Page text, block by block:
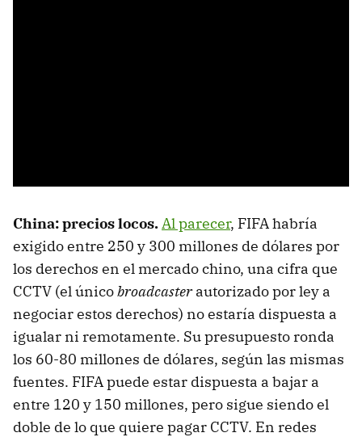
China: precios locos.Al parecer, FIFA habría
exigido entre 250 y 300 millones de dólares por
los derechos en el mercado chino, una cifra que
CCTV (el únicobroadcasterautorizado por ley a
negociar estos derechos) no estaría dispuesta a
igualar ni remotamente. Su presupuesto ronda
los 60-80 millones de dólares, según las mismas
fuentes. FIFA puede estar dispuesta a bajar a
entre 120 y 150 millones, pero sigue siendo el
doble de lo que quiere pagar CCTV. En redes